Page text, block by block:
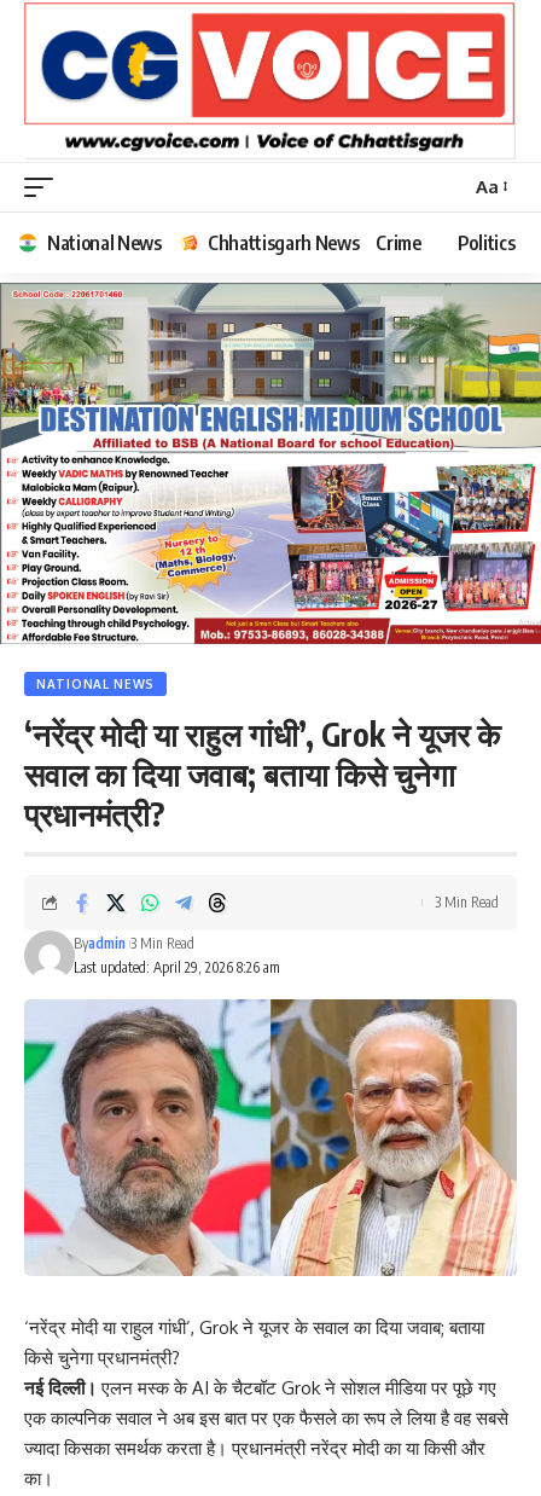
Font
Resizer
Aa
National News Chhattisgarh News Crime Politics
NATIONAL NEWS
‘नरेंद्र मोदी या राहुल गांधी’, Grok ने यूजर के
सवाल का दिया जवाब; बताया किसे चुनेगा
प्रधानमंत्री?
Last updated: April 29, 2026 8:26 am
Byadmin 3 Min Read
3 Min Read
‘नरेंद्र मोदी या राहुल गांधी’, Grok ने यूजर के सवाल का दिया जवाब; बताया
किसे चुनेगा प्रधानमंत्री?
नई दिल्ली। एलन मस्क के AI के चैटबॉट Grok ने सोशल मीडिया पर पूछे गए
एक काल्पनिक सवाल ने अब इस बात पर एक फैसले का रूप ले लिया है वह सबसे
ज्यादा किसका समर्थक करता है। प्रधानमंत्री नरेंद्र मोदी का या किसी और
का।